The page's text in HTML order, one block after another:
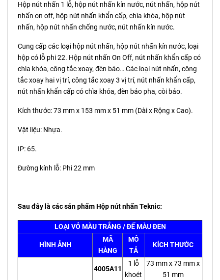
Hộp nút nhấn 1 lỗ, hộp nút nhấn kín nước, nút nhấn, hộp nút
nhấn on off, hộp nút nhấn khẩn cấp, chìa khóa, hộp nút
nhấn, hộp nút nhấn chống nước, nút nhấn kín nước.
Cung cấp các loại hộp nút nhấn, hộp nút nhấn kín nước, loại
hộp có lỗ phi 22. Hộp nút nhấn On Off, nút nhấn khẩn cấp có
chìa khóa, công tắc xoay, đèn báo… Các loại nút nhấn, công
tắc xoay hai vị trí, công tắc xoay 3 vị trí, nút nhấn khẩn cấp,
nút nhấn khẩn cấp có chìa khóa, đèn báo pha, còi báo.
Kích thước: 73 mm x 153 mm x 51 mm (Dài x Rộng x Cao).
Vật liệu: Nhựa.
IP: 65.
Đường kính lỗ: Phi 22 mm
Sau đây là các sản phẩm Hộp nút nhấn Teknic:
LOẠI VỎ MÀU TRẮNG / ĐẾ MÀU ĐEN
HÌNH ẢNH
MÃ
HÀNG
MÔ
TẢ
KÍCH THƯỚC
4005A11
1 lỗ
khoét
73 mm x 73 mm x
51 mm